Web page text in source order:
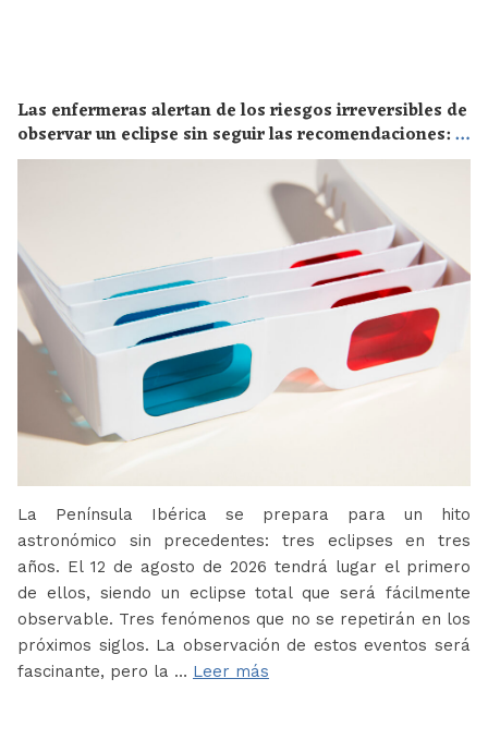
Las enfermeras alertan de los riesgos irreversibles de
observar un eclipse sin seguir las recomendaciones: la
retinopatía solar es el mayor de los peligros
La Península Ibérica se prepara para un hito
astronómico sin precedentes: tres eclipses en tres
años. El 12 de agosto de 2026 tendrá lugar el primero
de ellos, siendo un eclipse total que será fácilmente
observable. Tres fenómenos que no se repetirán en los
próximos siglos. La observación de estos eventos será
fascinante, pero la … Leer más